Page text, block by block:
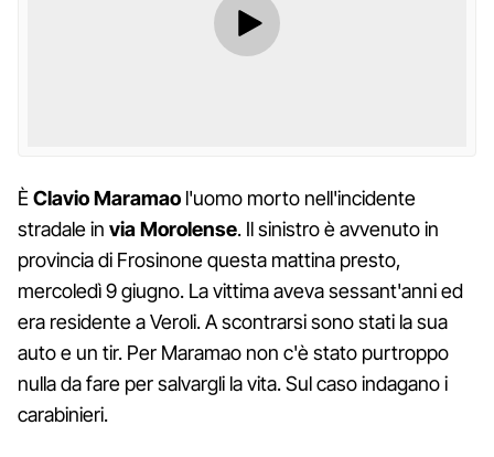
È Clavio Maramao l'uomo morto nell'incidente
stradale in via Morolense. Il sinistro è avvenuto in
provincia di Frosinone questa mattina presto,
mercoledì 9 giugno. La vittima aveva sessant'anni ed
era residente a Veroli. A scontrarsi sono stati la sua
auto e un tir. Per Maramao non c'è stato purtroppo
nulla da fare per salvargli la vita. Sul caso indagano i
carabinieri.